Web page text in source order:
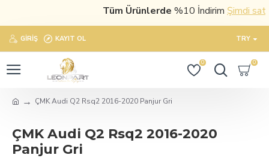
Tüm Ürünlerde%10 İndirimŞimdi satın
GIRIŞ KAYIT OL TRY
0 0
ÇMK Audi Q2 Rsq2 2016-2020 Panjur Gri
ÇMK Audi Q2 Rsq2 2016-2020
Panjur Gri